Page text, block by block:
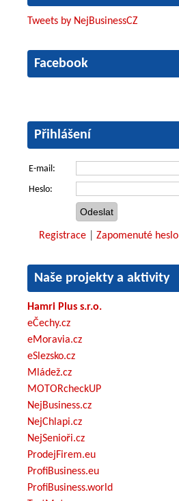
Tweets by NejBusinessCZ
Facebook
Přihlášení
E-mail:
Heslo:
Registrace Zapomenuté heslo
Naše projekty a aktivity
Hamri Plus s.r.o.
eČechy.cz
eMoravia.cz
eSlezsko.cz
Mládež.cz
MOTORcheckUP
NejBusiness.cz
NejChlapi.cz
NejSenioři.cz
ProdejFirem.eu
ProfiBusiness.eu
ProfiBusiness.world